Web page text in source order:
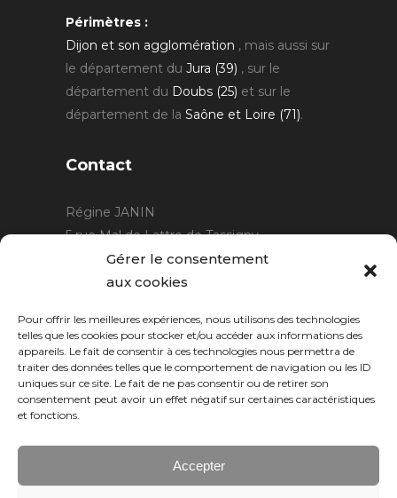
Gérer le consentement
aux cookies
Pour offrir les meilleures expériences, nous utilisons des technologies
telles que les cookies pour stocker et/ou accéder aux informations des
appareils. Le fait de consentir à ces technologies nous permettra de
traiter des données telles que le comportement de navigation ou les ID
uniques sur ce site. Le fait de ne pas consentir ou de retirer son
consentement peut avoir un effet négatif sur certaines caractéristiques
et fonctions.
Accepter
Périmètres :
Dijon et son agglomération , mais aussi sur
le département du Jura (39) , sur le
département du Doubs (25) et sur le
département de la Saône et Loire (71).
Contact
Régine JANIN
5 rue Mal de Lattre de Tassigny
21220 Gevrey Chambertin
06 15 15 80 29
Horaires :sur rendez-vous.